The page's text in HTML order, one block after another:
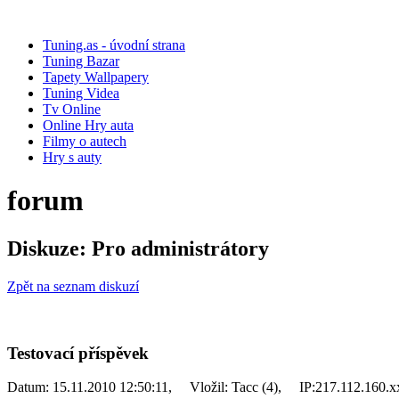
Tuning.as - úvodní strana
Tuning Bazar
Tapety Wallpapery
Tuning Videa
Tv Online
Online Hry auta
Filmy o autech
Hry s auty
forum
Diskuze: Pro administrátory
Zpět na seznam diskuzí
Testovací příspěvek
Datum: 15.11.2010 12:50:11, Vložil: Tacc (4), IP: